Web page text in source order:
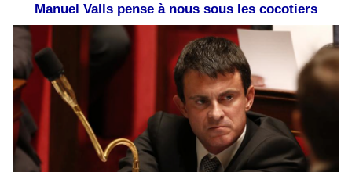
Manuel Valls pense à nous sous les cocotiers